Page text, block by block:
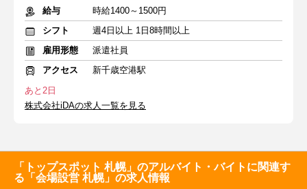
給与
時給1400～1500円
シフト
週4日以上 1日8時間以上
雇用形態
派遣社員
アクセス
新千歳空港駅
あと2日
株式会社iDAの求人一覧を見る
「トップスポット 札幌」のアルバイト・バイトに関連す
る「会場設営 札幌」の求人情報